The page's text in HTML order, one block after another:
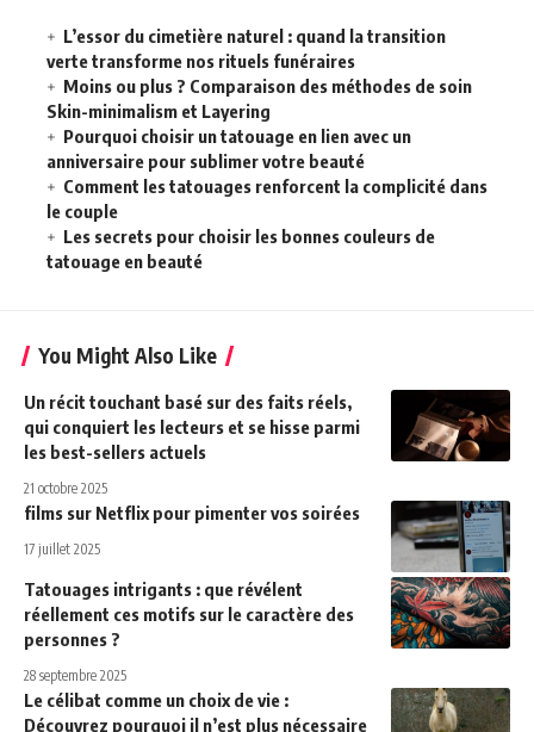
L’essor du cimetière naturel : quand la transition
verte transforme nos rituels funéraires
Moins ou plus ? Comparaison des méthodes de soin
Skin-minimalism et Layering
Pourquoi choisir un tatouage en lien avec un
anniversaire pour sublimer votre beauté
Comment les tatouages renforcent la complicité dans
le couple
Les secrets pour choisir les bonnes couleurs de
tatouage en beauté
You Might Also Like
Un récit touchant basé sur des faits réels,
qui conquiert les lecteurs et se hisse parmi
les best-sellers actuels
21 octobre 2025
films sur Netflix pour pimenter vos soirées
17 juillet 2025
Tatouages intrigants : que révélent
réellement ces motifs sur le caractère des
personnes ?
28 septembre 2025
Le célibat comme un choix de vie :
Découvrez pourquoi il n’est plus nécessaire